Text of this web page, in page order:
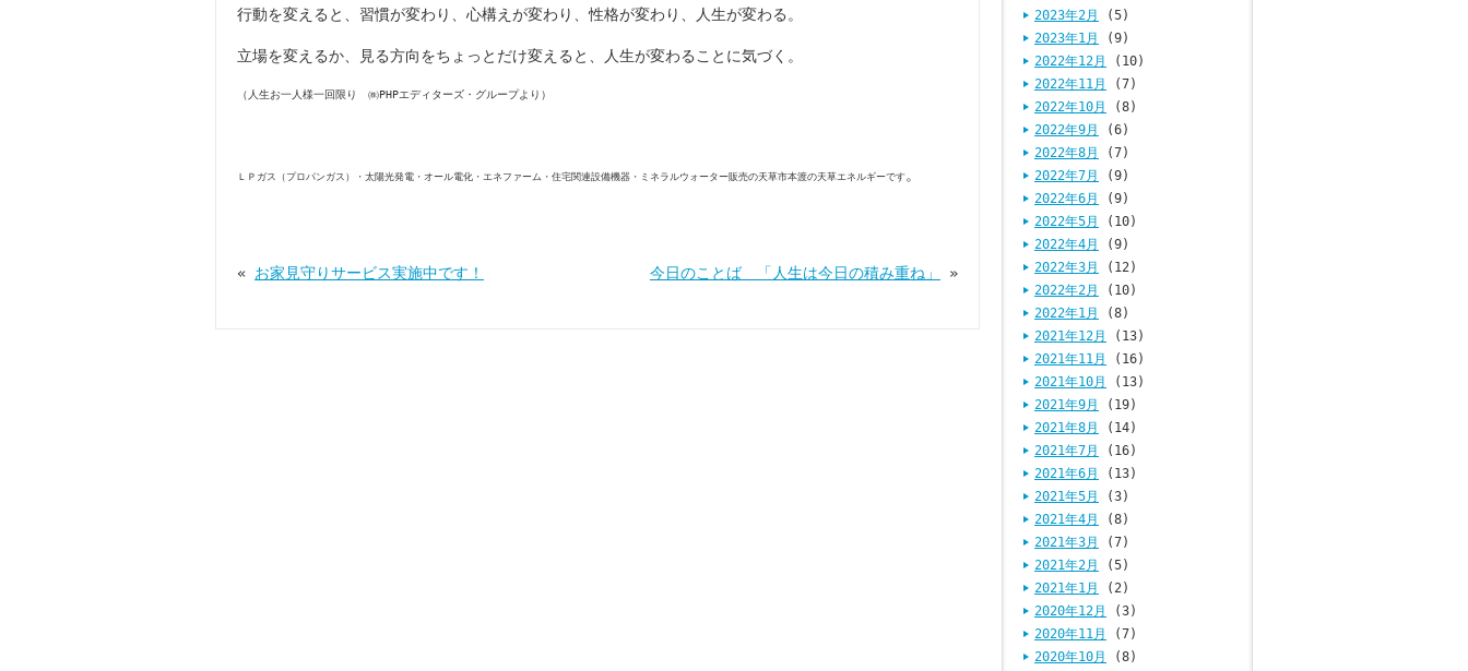
行動を変えると、習慣が変わり、心構えが変わり、性格が変わり、人生が変わる。
立場を変えるか、見る方向をちょっとだけ変えると、人生が変わることに気づく。
（人生お一人様一回限り ㈱PHPエディターズ・グループより）
ＬＰガス（プロパンガス）・太陽光発電・オール電化・エネファーム・住宅関連設備機器・ミネラルウォーター販売の天草市本渡の天草エネルギーです 。
« お家見守りサービス実施中です！ 今日のことば 「人生は今日の積み重ね」 »
2023年2月
(5)
2023年1月
(9)
2022年12月
(10)
2022年11月
(7)
2022年10月
(8)
2022年9月
(6)
2022年8月
(7)
2022年7月
(9)
2022年6月
(9)
2022年5月
(10)
2022年4月
(9)
2022年3月
(12)
2022年2月
(10)
2022年1月
(8)
2021年12月
(13)
2021年11月
(16)
2021年10月
(13)
2021年9月
(19)
2021年8月
(14)
2021年7月
(16)
2021年6月
(13)
2021年5月
(3)
2021年4月
(8)
2021年3月
(7)
2021年2月
(5)
2021年1月
(2)
2020年12月
(3)
2020年11月
(7)
2020年10月
(8)